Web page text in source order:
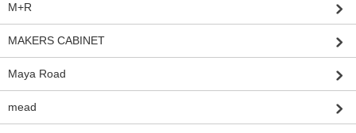
M+R
MAKERS CABINET
Maya Road
mead